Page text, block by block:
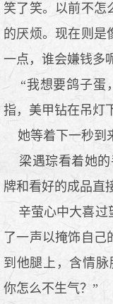
笑了笑。以前不怎
的厌烦。现在则是
一点，谁会嫌钱多
“我想要鸽子蛋
指，美甲钻在吊灯
她等着下一秒到
梁遇琮看着她的
牌和看好的成品直
辛萤心中大喜过
了一声以掩饰自己
到他腿上，含情脉
你怎么不生气？”